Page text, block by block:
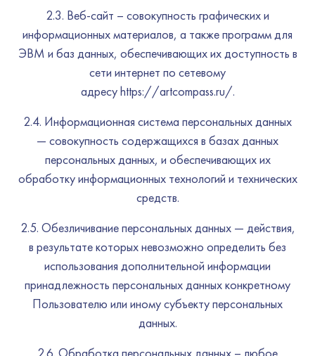
2.3. Веб-сайт – совокупность графических и
информационных материалов, а также программ для
ЭВМ и баз данных, обеспечивающих их доступность в
сети интернет по сетевому
адресу https://artcompass.ru/.
2.4. Информационная система персональных данных
— совокупность содержащихся в базах данных
персональных данных, и обеспечивающих их
обработку информационных технологий и технических
средств.
2.5. Обезличивание персональных данных — действия,
в результате которых невозможно определить без
использования дополнительной информации
принадлежность персональных данных конкретному
Пользователю или иному субъекту персональных
данных.